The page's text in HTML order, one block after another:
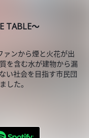
TABLE～
ンから煙と火花が出
を含む水が建物から漏
い社会を目指す市民団
した。